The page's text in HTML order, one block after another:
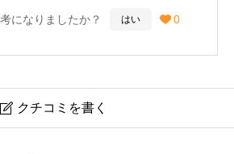
かけるのが楽しみです！（34歳／女
になりましたか？ はい  0
 クチコミを書く